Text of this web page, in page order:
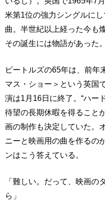
米第1位の強力シングルに
曲。半世紀以上経った今も
その誕生には物語があった。
ビートルズの65年は、前年
マス・ショー＞という英国
演は1月16日に終了。“ハー
待望の長期休暇を得ること
画の制作も決定していた。
ニーと映画用の曲を作るの
ンはこう答えている。
「難しい。だって、映画
ら」